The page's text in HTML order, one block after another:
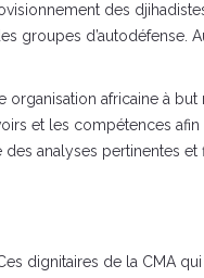
des
groupes d’autodéfense.
organisation africaine à
et les compétences
analyses pertinentes
Ces dignitaires de la CMA